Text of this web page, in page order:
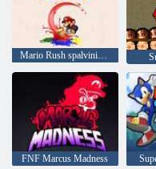
Mario Rush spalvinimo knyga
FNF Marcus Madness